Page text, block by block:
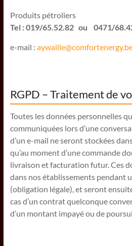
Produits pétroliers
Tel : 019/65.52.82 ou 0471/
e-mail :
RGPD – Traitement de
Toutes les données personnelles
communiquées lors d’une
d’un e-mail ne seront stockées
qu’au moment d’une commande
livraison et facturation futur. Ces
dans nos établissements pendant
(obligation légale), et seront
cas d’un contrat quelconque
d’un montant impayé ou de